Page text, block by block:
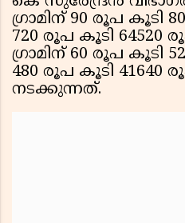
ഗ്രാമിന് 90 രൂപ കൂടി
720 രൂപ കൂടി 64520
ഗ്രാമിന് 60 രൂപ കൂടി
480 രൂപ കൂടി 41640
നടക്കുന്നത്.